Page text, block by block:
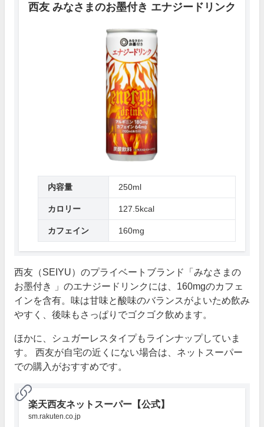
西友 みなさまのお墨付き エナジードリンク
内容量 250ml
カロリー 127.5kcal
カフェイン 160mg
西友（SEIYU）のプライベートブランド「みなさまの
お墨付き 」のエナジードリンクには、160mgのカフェ
インを含有。味は甘味と酸味のバランスがよいため飲み
やすく、後味もさっぱりでゴクゴク飲めます。
ほかに、シュガーレスタイプもラインナップしていま
す。 西友が自宅の近くにない場合は、ネットスーパー
での購入がおすすめです。
楽天西友ネットスーパー【公式】
sm.rakuten.co.jp